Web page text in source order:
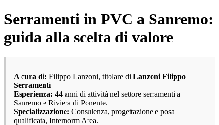
Serramenti in PVC a Sanremo:
guida alla scelta di valore
A cura di: Filippo Lanzoni, titolare di Lanzoni Filippo
Serramenti
Esperienza: 44 anni di attività nel settore serramenti a
Sanremo e Riviera di Ponente.
Specializzazione: Consulenza, progettazione e posa
qualificata, Internorm Area.